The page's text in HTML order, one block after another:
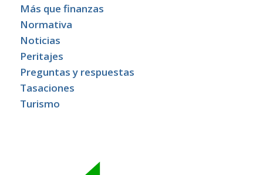
Más que finanzas
Normativa
Noticias
Peritajes
Preguntas y respuestas
Tasaciones
Turismo